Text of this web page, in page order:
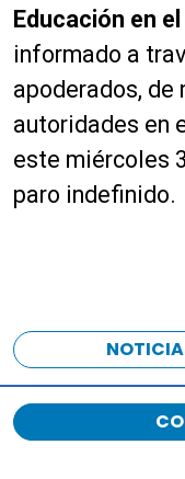
Educación en
informado a
apoderados, de
autoridades en
este miércoles
paro indefinido.